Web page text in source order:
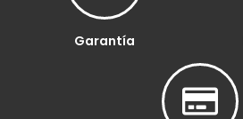
Garantía